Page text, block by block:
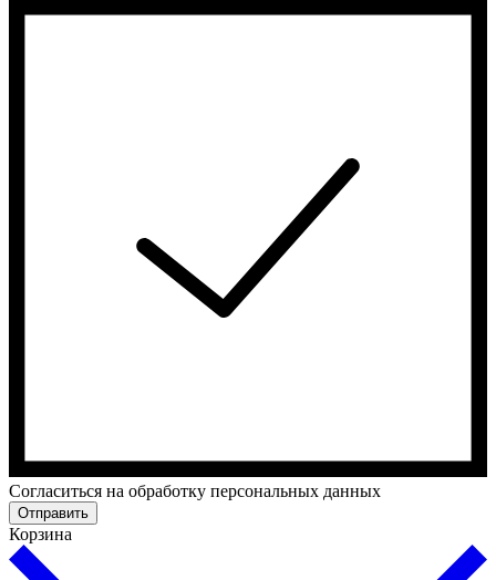
Cогласиться на обработку персональных данных
Отправить
Корзина